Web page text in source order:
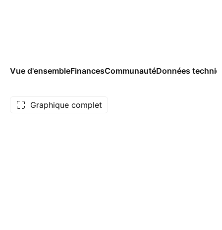
Vue d'ensembleFinancesCommunautéDonnées
Graphique complet